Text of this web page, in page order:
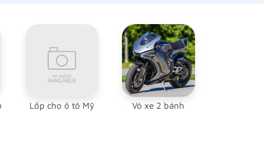
Lốp cho ô tô Mỹ Vỏ xe 2 bánh